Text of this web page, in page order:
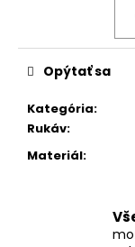
Kategória:
Rukáv:
Materiál:
Opýtať sa
o
ú
č
a
e